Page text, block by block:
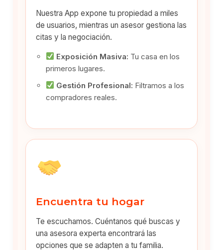
Nuestra App expone tu propiedad a miles
de usuarios, mientras un asesor gestiona las
citas y la negociación.
Exposición Masiva: Tu casa en los
primeros lugares.
Gestión Profesional: Filtramos a los
compradores reales.
Encuentra tu hogar
Te escuchamos. Cuéntanos qué buscas y
una asesora experta encontrará las
opciones que se adapten a tu familia.